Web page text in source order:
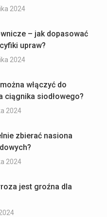
2024
– jak dopasować
upraw?
2024
włączyć do
ciągnika siodłowego?
2024
zbierać nasiona
2024
jest groźna dla